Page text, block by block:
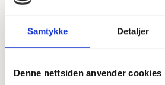
Samtykke Detaljer
Denne nettsiden anvender cookies